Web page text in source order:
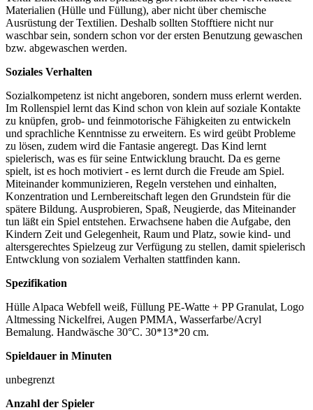
Materialien (Hülle und Füllung), aber nicht über chemische
Ausrüstung der Textilien. Deshalb sollten Stofftiere nicht nur
waschbar sein, sondern schon vor der ersten Benutzung gewaschen
bzw. abgewaschen werden.
Soziales Verhalten
Sozialkompetenz ist nicht angeboren, sondern muss erlernt werden.
Im Rollenspiel lernt das Kind schon von klein auf soziale Kontakte
zu knüpfen, grob- und feinmotorische Fähigkeiten zu entwickeln
und sprachliche Kenntnisse zu erweitern. Es wird geübt Probleme
zu lösen, zudem wird die Fantasie angeregt. Das Kind lernt
spielerisch, was es für seine Entwicklung braucht. Da es gerne
spielt, ist es hoch motiviert - es lernt durch die Freude am Spiel.
Miteinander kommunizieren, Regeln verstehen und einhalten,
Konzentration und Lernbereitschaft legen den Grundstein für die
spätere Bildung. Ausprobieren, Spaß, Neugierde, das Miteinander
tun läßt ein Spiel entstehen. Erwachsene haben die Aufgabe, den
Kindern Zeit und Gelegenheit, Raum und Platz, sowie kind- und
altersgerechtes Spielzeug zur Verfügung zu stellen, damit spielerisch
Entwcklung von sozialem Verhalten stattfinden kann.
Spezifikation
Hülle Alpaca Webfell weiß, Füllung PE-Watte + PP Granulat, Logo
Altmessing Nickelfrei, Augen PMMA, Wasserfarbe/Acryl
Bemalung. Handwäsche 30°C. 30*13*20 cm.
Spieldauer in Minuten
unbegrenzt
Anzahl der Spieler